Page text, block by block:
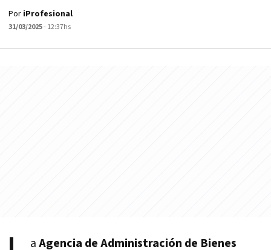
Por iProfesional
31/03/2025- 12:37hs
aAgencia de Administración de Bienes